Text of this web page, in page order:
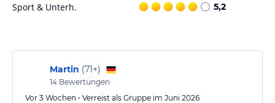
Sport & Unterh. 5,2
Martin (71+)
14 Bewertungen
Vor 3 Wochen • Verreist als Gruppe im Juni 2026